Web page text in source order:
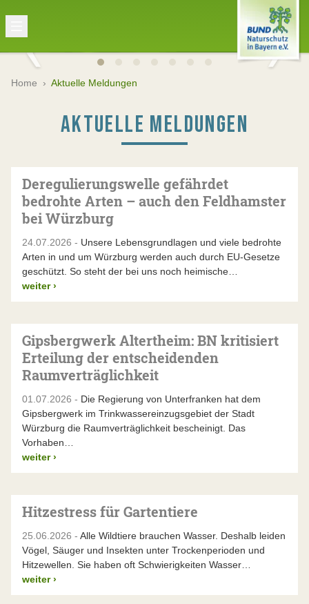
Home › Aktuelle Meldungen
AKTUELLE MELDUNGEN
Deregulierungswelle gefährdet
bedrohte Arten – auch den Feldhamster
bei Würzburg
24.07.2026 - Unsere Lebensgrundlagen und viele bedrohte
Arten in und um Würzburg werden auch durch EU-Gesetze
geschützt. So steht der bei uns noch heimische…
weiter ›
Gipsbergwerk Altertheim: BN kritisiert
Erteilung der entscheidenden
Raumverträglichkeit
01.07.2026 - Die Regierung von Unterfranken hat dem
Gipsbergwerk im Trinkwassereinzugsgebiet der Stadt
Würzburg die Raumverträglichkeit bescheinigt. Das
Vorhaben…
weiter ›
Hitzestress für Gartentiere
25.06.2026 - Alle Wildtiere brauchen Wasser. Deshalb leiden
Vögel, Säuger und Insekten unter Trockenperioden und
Hitzewellen. Sie haben oft Schwierigkeiten Wasser…
weiter ›